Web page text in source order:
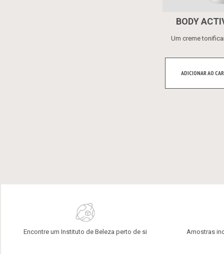
BODY
Um creme
ADICIONAR AO
Encontre um Instituto de Beleza perto de si Amostras